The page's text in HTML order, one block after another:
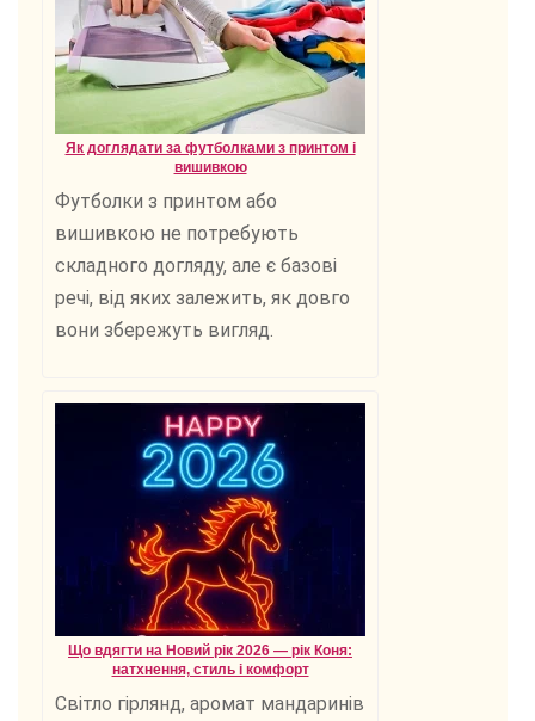
Як доглядати за футболками з принтом і
вишивкою
Футболки з принтом або
вишивкою не потребують
складного догляду, але є базові
речі, від яких залежить, як довго
вони збережуть вигляд.
Що вдягти на Новий рік 2026 — рік Коня:
натхнення, стиль і комфорт
Світло гірлянд, аромат мандаринів